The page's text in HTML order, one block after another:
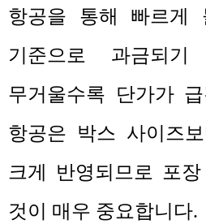
항공을 통해 빠르게
기준으로 과금되기
무거울수록 단가가
항공은 박스 사이즈
크게 반영되므로 포
것이 매우 중요합니다.